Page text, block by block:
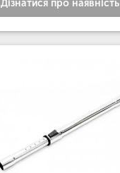
Дізнатися про наявність